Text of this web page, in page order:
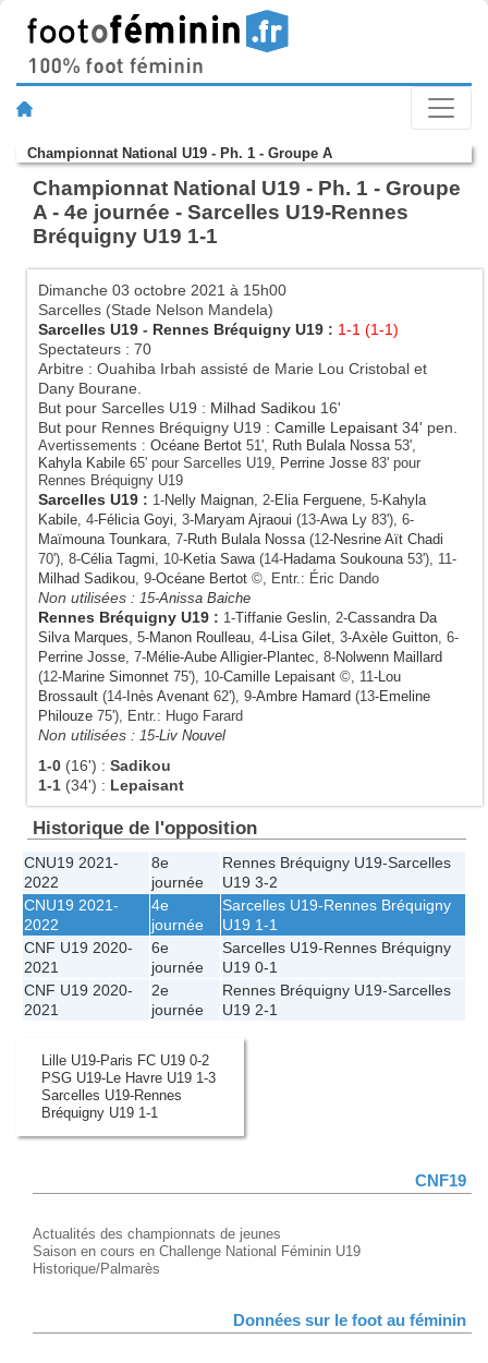
Championnat National U19 - Ph. 1 - Groupe A
Championnat National U19 - Ph. 1 - Groupe
A - 4e journée - Sarcelles U19-Rennes
Bréquigny U19 1-1
Dimanche 03 octobre 2021 à 15h00
Sarcelles (Stade Nelson Mandela)
Sarcelles U19 - Rennes Bréquigny U19 : 1-1 (1-1)
Spectateurs : 70
Arbitre : Ouahiba Irbah assisté de Marie Lou Cristobal et
Dany Bourane.
But pour Sarcelles U19 : Milhad Sadikou 16'
But pour Rennes Bréquigny U19 : Camille Lepaisant 34' pen.
Avertissements : Océane Bertot 51', Ruth Bulala Nossa53',
Kahyla Kabile 65' pour Sarcelles U19, Perrine Josse 83' pour
Rennes Bréquigny U19
Sarcelles U19 : 1-Nelly Maignan, 2-Elia Ferguene, 5-Kahyla
Kabile, 4-Félicia Goyi, 3-Maryam Ajraoui (13-Awa Ly 83'), 6-
Maïmouna Tounkara, 7-Ruth Bulala Nossa(12-Nesrine Aït Chadi
70'), 8-Célia Tagmi, 10-Ketia Sawa(14-Hadama Soukouna53'), 11-
Milhad Sadikou, 9-Océane Bertot ©, Entr.: Éric Dando
Non utilisées : 15-Anissa Baiche
Rennes Bréquigny U19 : 1-Tiffanie Geslin, 2-Cassandra Da
Silva Marques, 5-Manon Roulleau, 4-Lisa Gilet, 3-Axèle Guitton, 6-
Perrine Josse, 7-Mélie-Aube Alligier-Plantec, 8-Nolwenn Maillard
(12-Marine Simonnet 75'), 10-Camille Lepaisant ©, 11-Lou
Brossault (14- Inès Avenant 62'), 9-Ambre Hamard (13-Emeline
Philouze 75'), Entr.: Hugo Farard
Non utilisées : 15-Liv Nouvel
1-0 (16') : Sadikou
1-1 (34') : Lepaisant
Historique de l'opposition
CNU19 2021-
2022
8e
journée
Rennes Bréquigny U19-Sarcelles
U19 3-2
CNU19 2021-
2022
4e
journée
Sarcelles U19-Rennes Bréquigny
U19 1-1
CNF U19 2020-
2021
6e
journée
Sarcelles U19-Rennes Bréquigny
U19 0-1
CNF U19 2020-
2021
2e
journée
Rennes Bréquigny U19-Sarcelles
U19 2-1
Lille U19-Paris FC U19 0-2
PSG U19-Le Havre U19 1-3
Sarcelles U19-Rennes
Bréquigny U19 1-1
CNF19
Actualités des championnats de jeunes
Saison en cours en Challenge National Féminin U19
Historique/Palmarès
Données sur le foot au féminin